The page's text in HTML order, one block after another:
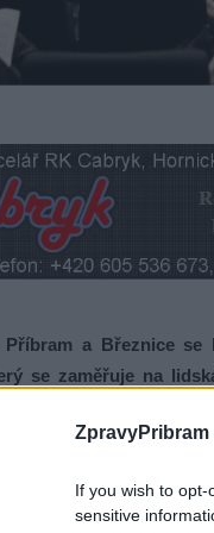
ZpravyPribram
If you wish to
sensitive
Příbram a Březnice
se zaměřuje na
oceňovaných
odhalují často
projekce, ale